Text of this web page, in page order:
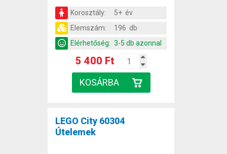
Korosztály:
5+ év
Elemszám:
196 db
Elérhetőség: 3-5 db azonnal
5 400 Ft
LEGO City 60304
Útelemek